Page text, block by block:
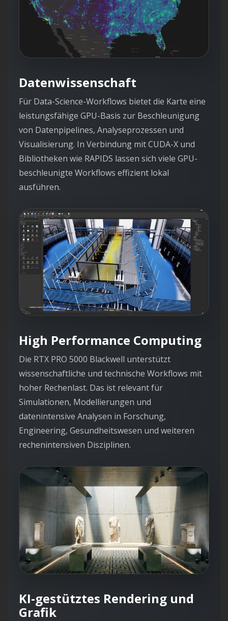
Datenwissenschaft
Für Data-Science-Workflows bietet die Karte eine
leistungsfähige GPU-Basis zur Beschleunigung
von Datenpipelines, Analyseprozessen und
Visualisierung. In Verbindung mit CUDA-X und
Bibliotheken wie RAPIDS lassen sich viele GPU-
beschleunigte Workflows effizient lokal
ausführen.
High Performance Computing
Die RTX PRO 5000 Blackwell unterstützt
wissenschaftliche und technische Workflows mit
hoher Rechenlast. Das ist relevant für
Simulationen, Modellierungen und
datenintensive Analysen in Forschung,
Engineering, Gesundheitswesen und weiteren
rechenintensiven Disziplinen.
KI-gestütztes Rendering und
Grafik